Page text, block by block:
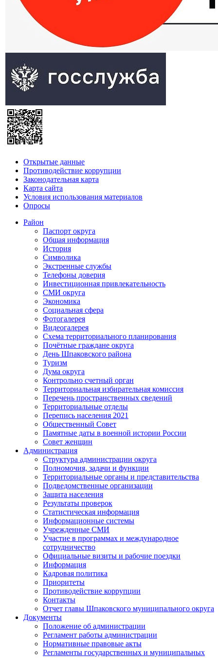
Открытые данные
Противодействие коррупции
Законодательная карта
Карта сайта
Условия использования материалов
Опросы
Район
Паспорт округа
Общая информация
История
Символика
Экстренные службы
Телефоны доверия
Инвестиционная привлекательность
СМИ округа
Экономика
Социальная сфера
Фотогалерея
Видеогалерея
Схема территориального планирования
Почётные граждане округа
День Шпаковского района
Туризм
Дума округа
Контрольно счетный орган
Территориальная избирательная комиссия
Перечень пространственных сведений
Территориальные отделы
Перепись населения 2021
Общественный Совет
Памятные даты в военной истории России
Совет женщин
Администрация
Структура администрации округа
Полномочия, задачи и функции
Территориальные органы и представительства
Подведомственные организации
Защита населения
Результаты проверок
Статистическая информация
Информационные системы
Учрежденные СМИ
Участие в программах и международное
сотрудничество
Официальные визиты и рабочие поездки
Информация
Кадровая политика
Приоритеты
Противодействие коррупции
Контакты
Отчет главы Шпаковского муниципального округа
Документы
Положение об администрации
Регламент работы администрации
Нормативные правовые акты
Регламенты государственных и муниципальных